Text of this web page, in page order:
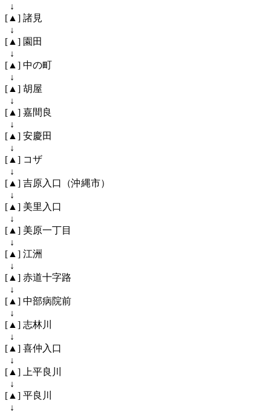
↓
[▲] 諸見
↓
[▲] 園田
↓
[▲] 中の町
↓
[▲] 胡屋
↓
[▲] 嘉間良
↓
[▲] 安慶田
↓
[▲] コザ
↓
[▲] 吉原入口（沖縄市）
↓
[▲] 美里入口
↓
[▲] 美原一丁目
↓
[▲] 江洲
↓
[▲] 赤道十字路
↓
[▲] 中部病院前
↓
[▲] 志林川
↓
[▲] 喜仲入口
↓
[▲] 上平良川
↓
[▲] 平良川
↓